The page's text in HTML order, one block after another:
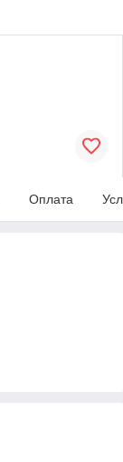
Оплата